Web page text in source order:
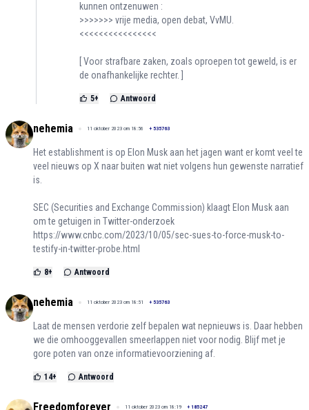
kunnen ontzenuwen :
>>>>>>> vrije media, open debat, VvMU.
<<<<<<<<<<<<<<<<
[ Voor strafbare zaken, zoals oproepen tot geweld, is er
de onafhankelijke rechter. ]
5+ Antwoord
nehemia 11 oktober 2023 om 18:56 + 535763
Het establishment is op Elon Musk aan het jagen want er komt veel te
veel nieuws op X naar buiten wat niet volgens hun gewenste narratief
is.
SEC (Securities and Exchange Commission) klaagt Elon Musk aan
om te getuigen in Twitter-onderzoek
https://www.cnbc.com/2023/10/05/sec-sues-to-force-musk-to-
testify-in-twitter-probe.html
8+ Antwoord
nehemia 11 oktober 2023 om 18:51 + 535763
Laat de mensen verdorie zelf bepalen wat nepnieuws is. Daar hebben
we die omhooggevallen smeerlappen niet voor nodig. Blijf met je
gore poten van onze informatievoorziening af.
14+ Antwoord
Freedomforever 11 oktober 2023 om 18:19 + 185247